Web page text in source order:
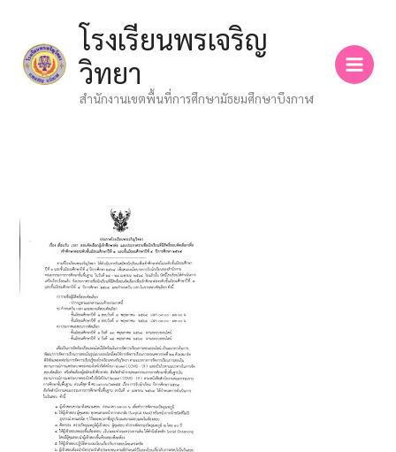
content
โรงเรียนพรเจริญ
วิทยา
สำนักงานเขตพื้นที่การศึกษามัธยมศึกษาบึงกาฬ